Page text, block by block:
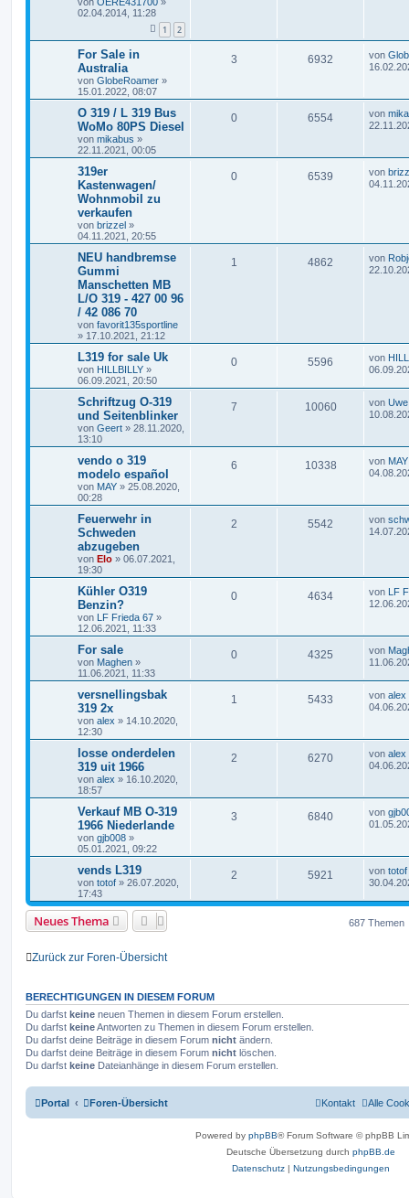
02.04.2014, 11:28
1 2
For Sale in
Australia
von GlobeRoamer »
15.01.2022, 08:07
3 6932 von
O 319 / L 319 Bus
WoMo 80PS Diesel
von mikabus »
22.11.2021, 00:05
0 6554 von
319er
Kastenwagen/
Wohnmobil zu
verkaufen
von brizzel »
04.11.2021, 20:55
0 6539 von
NEU handbremse
Gummi
Manschetten MB
L/O 319 - 427 00 96
/ 42 086 70
von favorit135sportline
» 17.10.2021, 21:12
1 4862 von
L319 for sale Uk
von HILLBILLY »
06.09.2021, 20:50
0 5596 von
Schriftzug O-319
und Seitenblinker
von Geert » 28.11.2020,
13:10
7 10060 von Uwe
vendo o 319
modelo español
von MAY » 25.08.2020,
00:28
6 10338 von MAY
Feuerwehr in
Schweden
abzugeben
von Elo » 06.07.2021,
19:30
2 5542 von
Kühler O319
Benzin?
von LF Frieda 67 »
12.06.2021, 11:33
0 4634 von LF
For sale
von Maghen »
11.06.2021, 11:33
0 4325 von
versnellingsbak
319 2x
von alex » 14.10.2020,
12:30
1 5433 von alex
losse onderdelen
319 uit 1966
von alex » 16.10.2020,
18:57
2 6270 von alex
Verkauf MB O-319
1966 Niederlande
von gjb008 »
05.01.2021, 09:22
3 6840 von
vends L319
von totof » 26.07.2020,
17:43
2 5921 von totof
Neues Thema 687 Themen
Zurück zur Foren-Übersicht
BERECHTIGUNGEN IN DIESEM FORUM
Du darfst keine neuen Themen in diesem Forum erstellen.
Du darfst keineAntworten zu Themen in diesem Forum erstellen.
Du darfst deine Beiträge in diesem Forum nicht ändern.
Du darfst deine Beiträge in diesem Forum nicht löschen.
Du darfst keine Dateianhänge in diesem Forum erstellen.
Portal Foren-Übersicht Alle
Kontakt
Powered by phpBB® Forum Software © phpBB
Deutsche Übersetzung durch phpBB.de
Datenschutz | Nutzungsbedingungen